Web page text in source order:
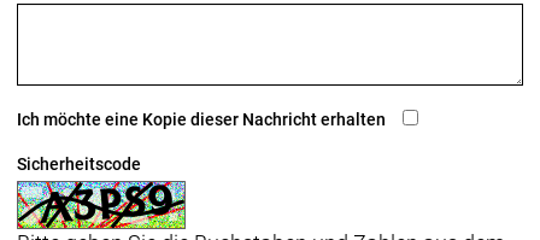
Ich möchte eine Kopie dieser Nachricht erhalten
Sicherheitscode